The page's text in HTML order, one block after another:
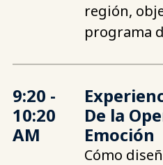
región,
programa
9:20 -
10:20
AM
De la
Emoción
Cómo